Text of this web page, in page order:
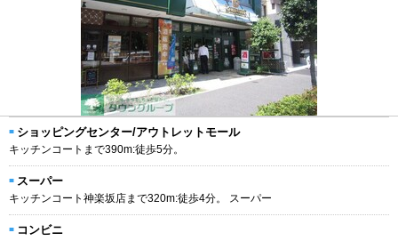
ショッピングセンター/アウトレットモール
キッチンコートまで390m:徒歩5分。
スーパー
キッチンコート神楽坂店まで320m:徒歩4分。 スーパー
コンビニ